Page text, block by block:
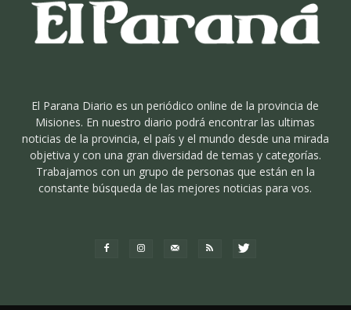
El Parana Diario es un periódico online de la provincia de
Misiones. En nuestro diario podrá encontrar las ultimas
noticias de la provincia, el país y el mundo desde una mirada
objetiva y con una gran diversidad de temas y categorías.
Trabajamos con un grupo de personas que están en la
constante búsqueda de las mejores noticias para vos.